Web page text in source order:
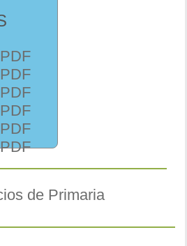
de Primaria